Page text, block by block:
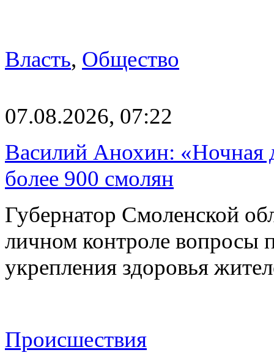
Власть, Общество
07.08.2026, 07:22
Василий Анохин: «Ночная
более 900 смолян
Губернатор Смоленской
личном контроле вопросы
укрепления здоровья
Происшествия